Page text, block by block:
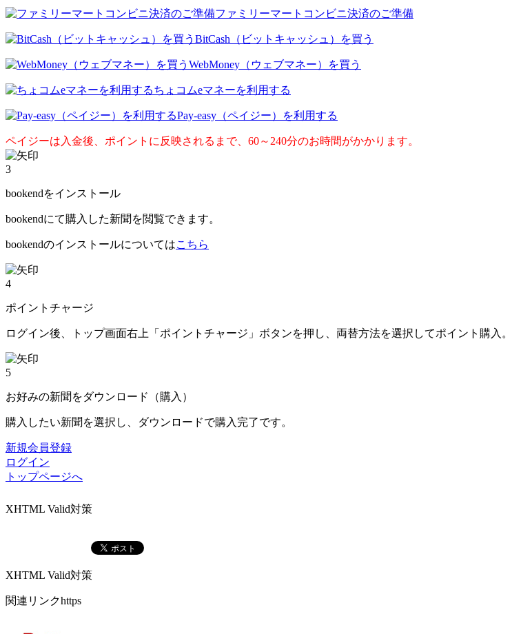
ファミリーマートコンビニ決済のご準備
BitCash（ビットキャッシュ）を買う
WebMoney（ウェブマネー）を買う
ちょコムeマネーを利用する
Pay-easy（ペイジー）を利用する
ペイジーは入金後、ポイントに反映されるまで、60～240分のお時間がかかります。
3
bookendをインストール
bookendにて購入した新聞を閲覧できます。
bookendのインストールについてはこちら
4
ポイントチャージ
ログイン後、トップ画面右上「ポイントチャージ」ボタンを押し、両替方法を選択してポイント購入。
5
お好みの新聞をダウンロード（購入）
購入したい新聞を選択し、ダウンロードで購入完了です。
新規会員登録
ログイン
トップページへ
XHTML Valid対策
XHTML Valid対策
関連リンクhttps